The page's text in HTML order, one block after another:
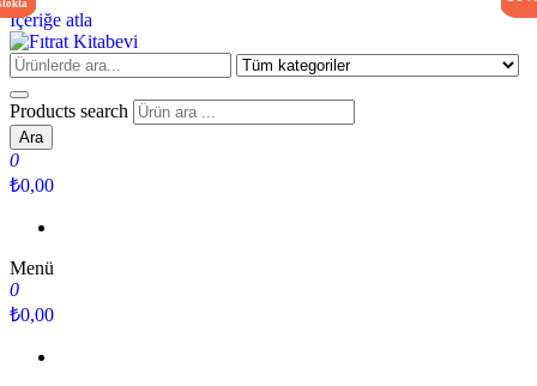
İçeriğe atla
Fıtrat Kitabevi
Oku Yaşa Anlat
Products search
Ara
0
₺0,00
Menü
0
₺0,00